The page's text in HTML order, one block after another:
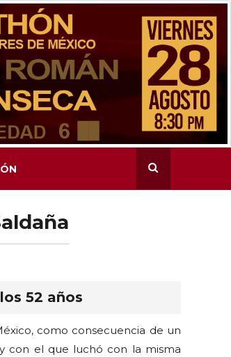
52 años
como consecuencia de un
con el que luchó con la misma